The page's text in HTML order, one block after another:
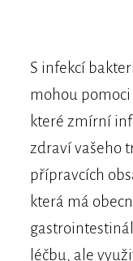
S infekcí
mohou
které zmírní
zdraví vašeho
přípravcích
která má
léčbu, ale